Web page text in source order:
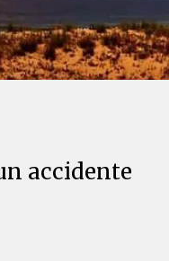
accidente